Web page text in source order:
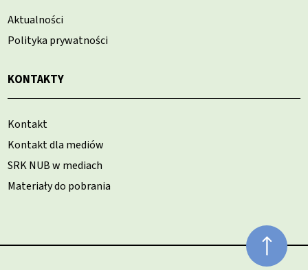
Aktualności
Polityka prywatności
KONTAKTY
Kontakt
Kontakt dla mediów
SRK NUB w mediach
Materiały do pobrania